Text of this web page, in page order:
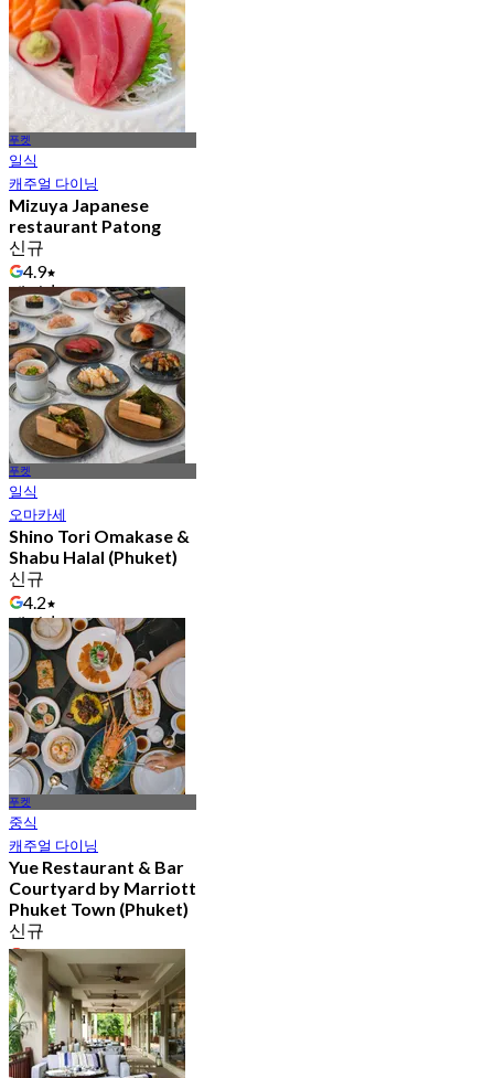
푸켓
일식
캐주얼 다이닝
Mizuya Japanese
restaurant Patong
신규
4.9
에서฿ 390
푸켓
일식
오마카세
Shino Tori Omakase &
Shabu Halal (Phuket)
신규
4.2
에서฿ 990
푸켓
중식
캐주얼 다이닝
Yue Restaurant & Bar​
Courtyard by Marriott
Phuket Town (Phuket)
신규
4.4
에서 ฿ 595